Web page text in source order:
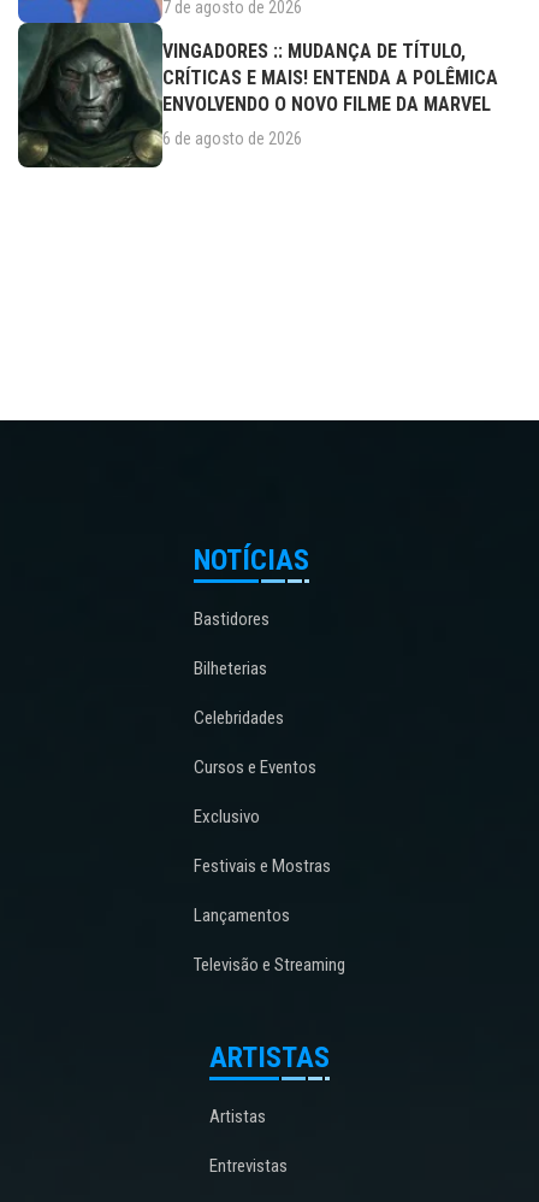
7 de agosto de 2026
VINGADORES :: MUDANÇA DE TÍTULO,
CRÍTICAS E MAIS! ENTENDA A POLÊMICA
ENVOLVENDO O NOVO FILME DA MARVEL
6 de agosto de 2026
NOTÍCIAS
Bastidores
Bilheterias
Celebridades
Cursos e Eventos
Exclusivo
Festivais e Mostras
Lançamentos
Televisão e Streaming
ARTISTAS
Artistas
Entrevistas